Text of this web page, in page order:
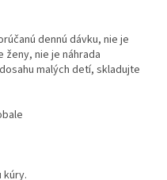
dennú dávku, nie je
nie je náhrada
malých detí, skladujte
kúry.